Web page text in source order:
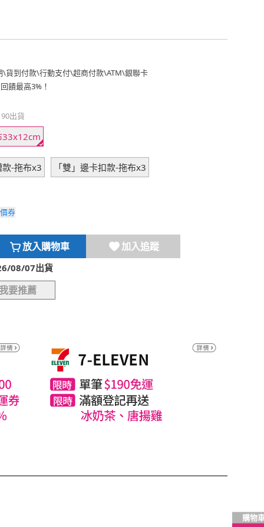
\貨到付款\行動支付\超商付款\ATM\銀聯卡
饋最高3%！
出貨
33x12cm
-拖布x3 「雙」邊卡扣款-拖布x3
券
放入購物車 加入追蹤
08/07出貨
要推薦
購物